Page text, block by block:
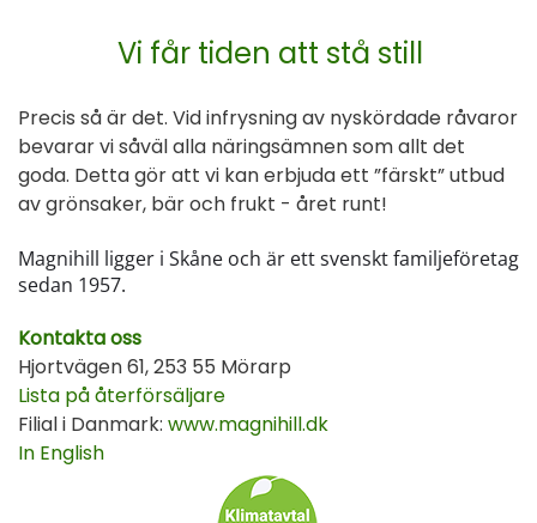
Vi får tiden att stå still
Precis så är det. Vid infrysning av nyskördade råvaror
bevarar vi såväl alla näringsämnen som allt det
goda. Detta gör att vi kan erbjuda ett ”färskt” utbud
av grönsaker, bär och frukt - året runt!
Magnihill ligger i Skåne och är ett svenskt familjeföretag
sedan 1957.
Kontakta oss
Hjortvägen 61, 253 55 Mörarp
Lista på återförsäljare
Filial i Danmark: www.magnihill.dk
In English